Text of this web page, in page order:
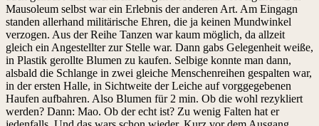
Mausoleum selbst war ein Erlebnis der anderen Art. Am Eingagn
standen allerhand militärische Ehren, die ja keinen Mundwinkel
verzogen. Aus der Reihe Tanzen war kaum möglich, da allzeit
gleich ein Angestellter zur Stelle war. Dann gabs Gelegenheit weiße,
in Plastik gerollte Blumen zu kaufen. Selbige konnte man dann,
alsbald die Schlange in zwei gleiche Menschenreihen gespalten war,
in der ersten Halle, in Sichtweite der Leiche auf vorggegebenen
Haufen aufbahren. Also Blumen für 2 min. Ob die wohl rezykliert
werden? Dann: Mao. Ob der echt ist? Zu wenig Falten hat er